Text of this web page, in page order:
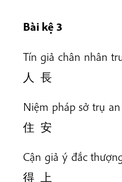
Bài kệ 3
Tín giả chân
人 長
Niệm pháp
住 安
Cận giả ý
得 上